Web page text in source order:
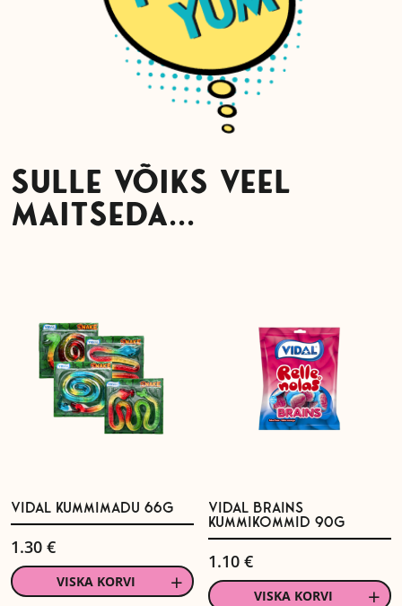
SULLE VÕIKS VEEL
MAITSEDA...
VIDAL KUMMIMADU 66G
1.30 €
VISKA KORVI
VIDAL BRAINS
KUMMIKOMMID 90G
1.10€
VISKA KORVI